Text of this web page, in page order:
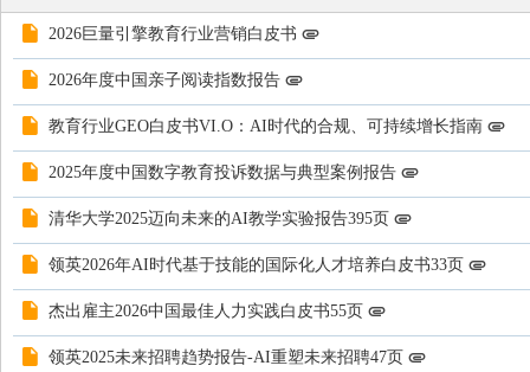
2026巨量引擎教育行业营销白皮书
2026年度中国亲子阅读指数报告
教育行业GEO白皮书VI.O：AI时代的合规、可持续增长指南
2025年度中国数字教育投诉数据与典型案例报告
清华大学2025迈向未来的AI教学实验报告395页
领英2026年AI时代基于技能的国际化人才培养白皮书33页
杰出雇主2026中国最佳人力实践白皮书55页
领英2025未来招聘趋势报告-AI重塑未来招聘47页